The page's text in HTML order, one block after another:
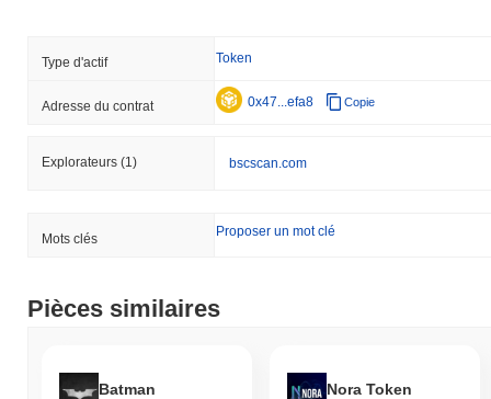
Type d'actif Token
Adresse du contrat 0x47...efa8 Copie
Explorateurs (1) bscscan.com
Mots clés Proposer un mot clé
Pièces similaires
Batman Nora Token